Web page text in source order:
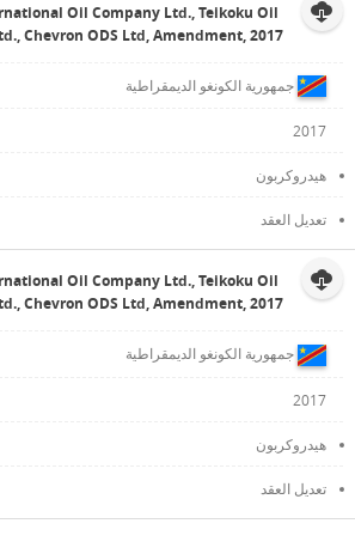
Oil Company Ltd., Teikoku Oil
Chevron ODS Ltd, Amendment, 2017
جمهورية الكونغو الديمقراطية
2017
هيدروكربون
تعديل العقد
Oil Company Ltd., Teikoku Oil
Chevron ODS Ltd, Amendment, 2017
جمهورية الكونغو الديمقراطية
2017
هيدروكربون
تعديل العقد